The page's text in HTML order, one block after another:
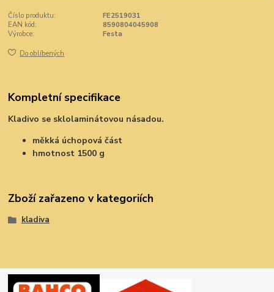
Číslo produktu:
FE2519031
EAN kód:
8590804045908
Výrobce:
Festa
Do oblíbených
Kompletní specifikace
Kladivo se sklolaminátovou násadou.
měkká úchopová část
hmotnost 1500 g
Zboží zařazeno v kategoriích
kladiva